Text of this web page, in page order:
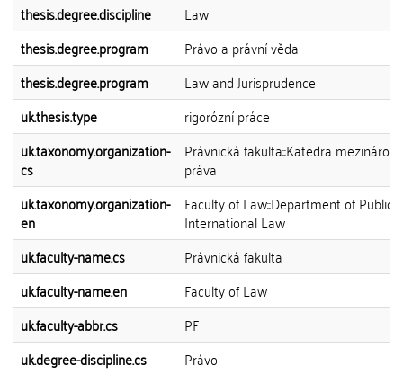
thesis.degree.discipline
Law
thesis.degree.program
Právo a právní věda
thesis.degree.program
Law and Jurisprudence
uk.thesis.type
rigorózní práce
uk.taxonomy.organization-
cs
Právnická fakulta::Katedra
práva
uk.taxonomy.organization-
en
Faculty of Law::Department of Public
International Law
uk.faculty-name.cs
Právnická fakulta
uk.faculty-name.en
Faculty of Law
uk.faculty-abbr.cs
PF
uk.degree-discipline.cs
Právo